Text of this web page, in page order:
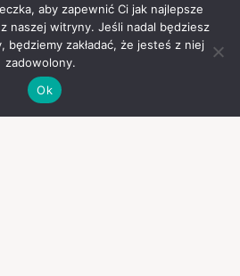
aby zapewnić Ci jak najlepsze
naszej witryny. Jeśli nadal będziesz
zakładać, że jesteś z niej
zadowolony.
Ok